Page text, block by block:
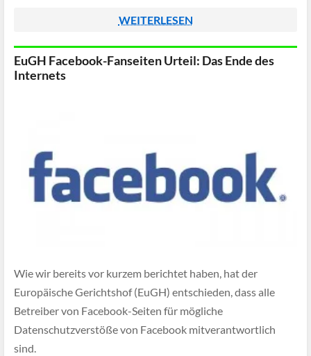
gemeinsam beim Webseitenbetreiber sowie bei Facebook
liegt.
WEITERLESEN
EuGH Facebook-Fanseiten Urteil: Das Ende des
Internets
Wie wir bereits vor kurzem berichtet haben, hat der
Europäische Gerichtshof (EuGH) entschieden, dass alle
Betreiber von Facebook-Seiten für mögliche
Datenschutzverstöße von Facebook mitverantwortlich
sind.